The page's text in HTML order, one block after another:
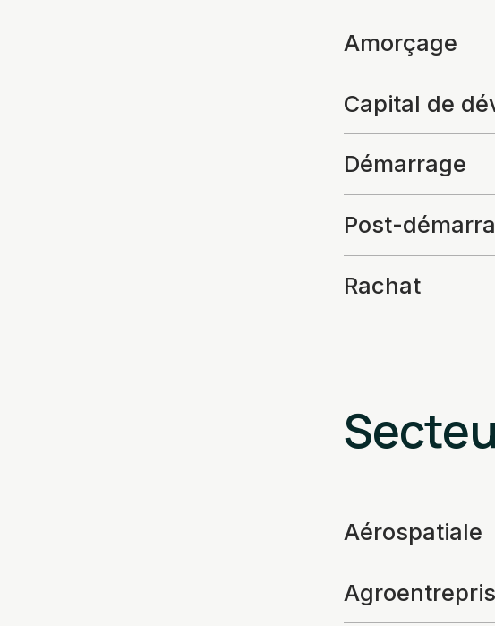
Amorçage
Capital de
Démarrage
Post-
Rachat
Aérospatiale